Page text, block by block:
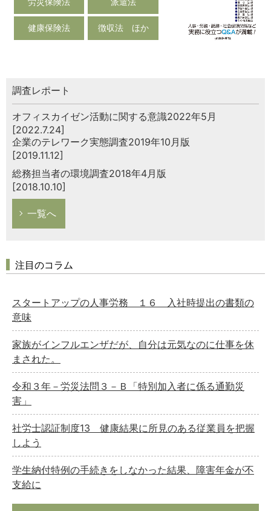
健康保険法 徴収法 ほか
調査レポート
オフィスカイゼン活動に関する意識2022年5月
[2022.7.24]
企業のテレワーク実態調査2019年10月版
[2019.11.12]
総務担当者の環境調査2018年4月版
[2018.10.10]
一覧へ
注目のコラム
スタートアップの人事労務 １６ 入社時提出の書類の
意味
家族がインフルエンザだが、自分は元気なのに仕事を休
まされた。
令和３年－労災法問３－Ｂ「特別加入者に係る通勤災
害」
社労士認証制度13 健康結果に所見のある従業員を把握
しよう
学生納付特例の手続きをしなかった結果、障害年金が不
支給に